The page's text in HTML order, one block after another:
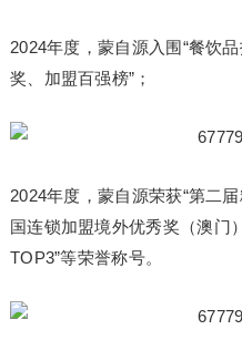
2024年度，蒙自源入围“餐饮
奖、加盟百强榜”；
2024年度，蒙自源荣获“第二
国连锁加盟境外优秀奖（澳门
TOP3”等荣誉称号。